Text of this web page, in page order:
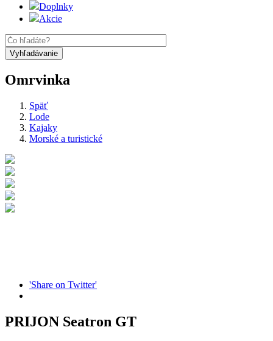
Doplnky
Akcie
Omrvinka
Späť
Lode
Kajaky
Morské a turistické
'Share on Twitter'
PRIJON Seatron GT